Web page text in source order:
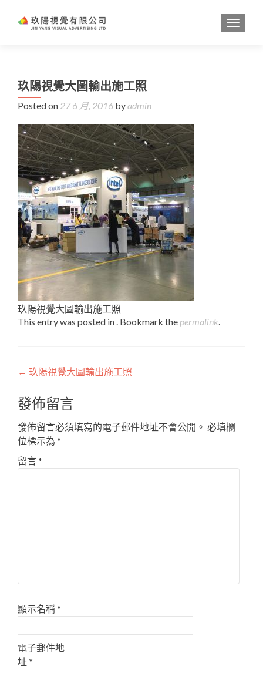
玖陽視覺大圖輸出施工照
Posted on 27 6 月, 2016 byadmin
玖陽視覺大圖輸出施工照
This entry was posted in . Bookmark the permalink.
Post
navigation
← 玖陽視覺大圖輸出施工照
發佈留言
發佈留言必須填寫的電子郵件地址不會公開。 必填欄
位標示為 *
留言*
顯示名稱*
電子郵件地
址*